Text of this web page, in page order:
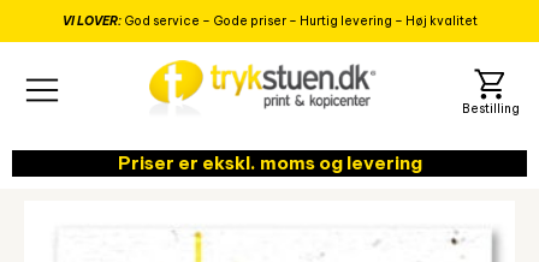
VI LOVER:God service – Gode priser – Hurtig levering – Høj kvalitet
Priser er ekskl. moms og levering